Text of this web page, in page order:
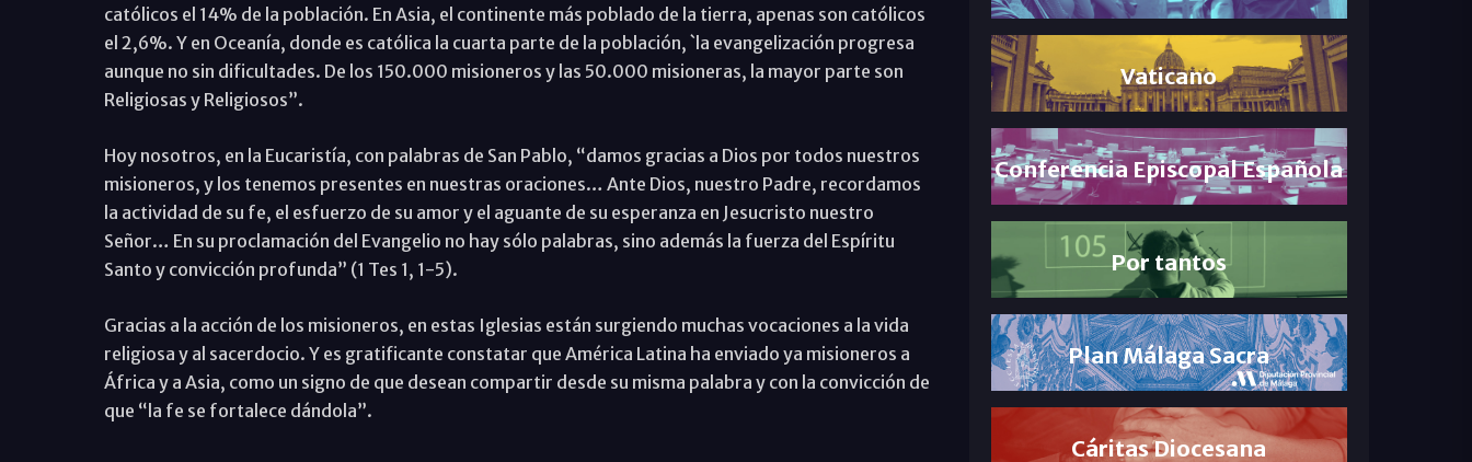
católicos el 14% de la población. En Asia, el continente más poblado de la tierra, apenas son católicos
el 2,6%. Y en Oceanía, donde es católica la cuarta parte de la población, `la evangelización progresa
aunque no sin dificultades. De los 150.000 misioneros y las 50.000 misioneras, la mayor parte son
Religiosas y Religiosos”.
Hoy nosotros, en la Eucaristía, con palabras de San Pablo, “damos gracias a Dios por todos nuestros
misioneros, y los tenemos presentes en nuestras oraciones… Ante Dios, nuestro Padre, recordamos
la actividad de su fe, el esfuerzo de su amor y el aguante de su esperanza en Jesucristo nuestro
Señor… En su proclamación del Evangelio no hay sólo palabras, sino además la fuerza del Espíritu
Santo y convicción profunda” (1 Tes 1, 1-5).
Gracias a la acción de los misioneros, en estas Iglesias están surgiendo muchas vocaciones a la vida
religiosa y al sacerdocio. Y es gratificante constatar que América Latina ha enviado ya misioneros a
África y a Asia, como un signo de que desean compartir desde su misma palabra y con la convicción de
que “la fe se fortalece dándola”.
Vaticano
Conferencia Episcopal Española
Por tantos
Plan Málaga Sacra
Cáritas Diocesana